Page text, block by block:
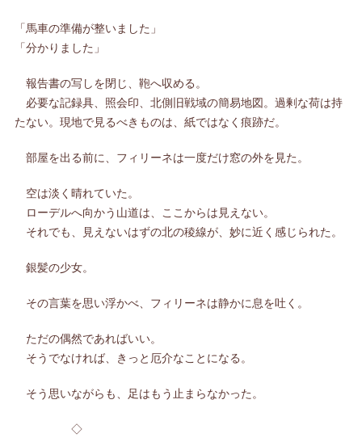
「馬車の準備が整いました」
「分かりました」
報告書の写しを閉じ、鞄へ収める。
必要な記録具、照会印、北側旧戦域の簡易地図。過剰な荷は持
たない。現地で見るべきものは、紙ではなく痕跡だ。
部屋を出る前に、フィリーネは一度だけ窓の外を見た。
空は淡く晴れていた。
ローデルへ向かう山道は、ここからは見えない。
それでも、見えないはずの北の稜線が、妙に近く感じられた。
銀髪の少女。
その言葉を思い浮かべ、フィリーネは静かに息を吐く。
ただの偶然であればいい。
そうでなければ、きっと厄介なことになる。
そう思いながらも、足はもう止まらなかった。
◇